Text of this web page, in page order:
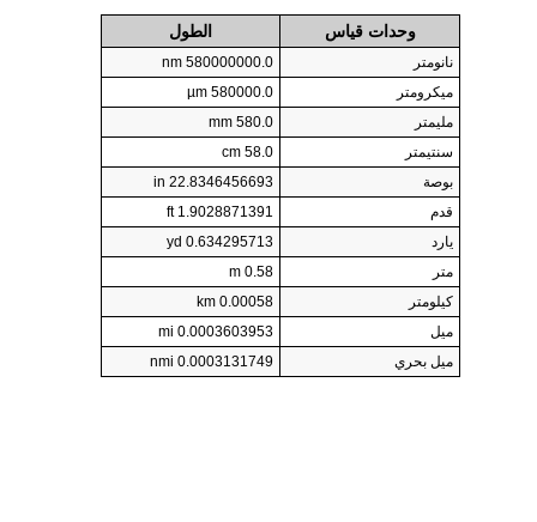
وحدات قياس الطول
نانومتر
580000000.0 nm
ميكرومتر
580000.0 µm
مليمتر
580.0 mm
سنتيمتر
58.0 cm
بوصة
22.8346456693 in
قدم
1.9028871391 ft
يارد
0.634295713 yd
متر
0.58 m
كيلومتر
0.00058 km
ميل
0.0003603953 mi
ميل بحري
0.0003131749 nmi